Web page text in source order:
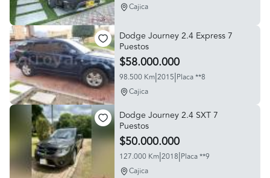
Cajica
Dodge Journey 2.4 Express 7
Puestos
$58.000.000
98.500 Km|2015|Placa **8
Cajica
Dodge Journey 2.4 SXT 7
Puestos
$50.000.000
127.000 Km|2018|Placa **9
Cajica